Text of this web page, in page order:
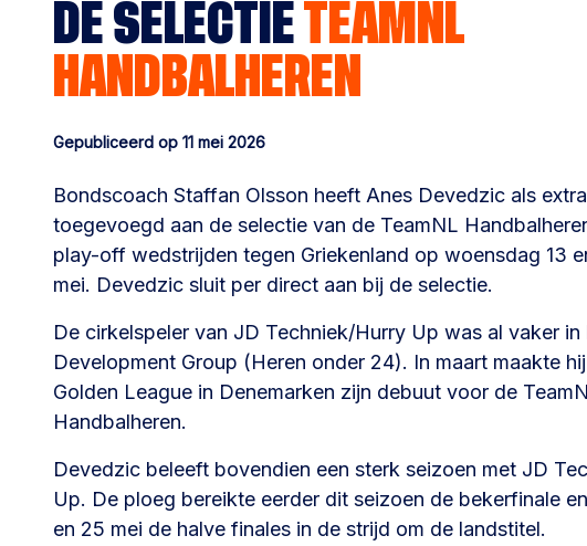
Topcompetitie
Arbitrage
Kennisbank competitie
DE SELECTIE TEAMNL
HANDBALHEREN
Gepubliceerd op 11 mei 2026
Bondscoach Staffan Olsson heeft Anes Devedzic als
toegevoegd aan de selectie van de TeamNL
play-off wedstrijden tegen Griekenland op woensdag 13
mei. Devedzic sluit per direct aan bij de selectie.
De cirkelspeler van JD Techniek/Hurry Up was al vaker
Development Group (Heren onder 24). In maart maakte
Golden League in Denemarken zijn debuut voor de
Handbalheren.
Devedzic beleeft bovendien een sterk seizoen met JD
Up. De ploeg bereikte eerder dit seizoen de bekerfinale
en 25 mei de halve finales in de strijd om de landstitel.